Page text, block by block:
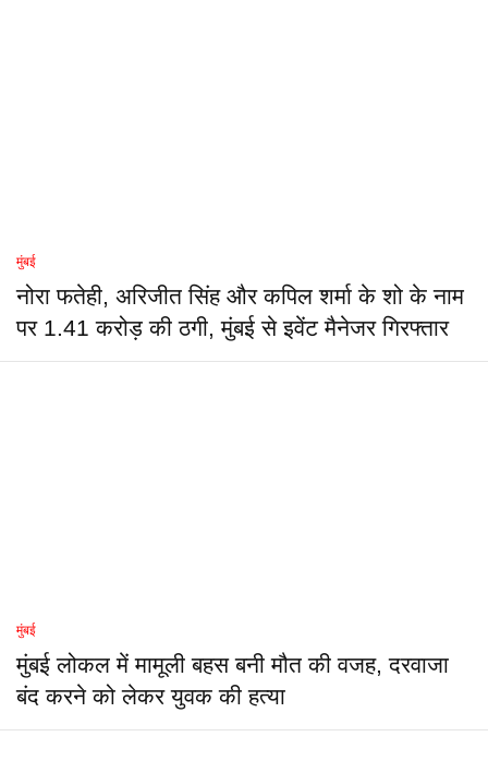
मुंबई
नोरा फतेही, अरिजीत सिंह और कपिल शर्मा के शो के नाम
पर 1.41 करोड़ की ठगी, मुंबई से इवेंट मैनेजर गिरफ्तार
मुंबई
मुंबई लोकल में मामूली बहस बनी मौत की वजह, दरवाजा
बंद करने को लेकर युवक की हत्या